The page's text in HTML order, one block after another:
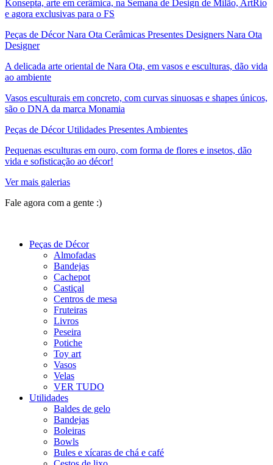
Konsepta, arte em cerâmica, na Semana de Design de Milão, ArtRio
e agora exclusivas para o FS
Peças de Décor Nara Ota Cerâmicas Presentes Designers Nara Ota
Designer
A delicada arte oriental de Nara Ota, em vasos e esculturas, dão vida
ao ambiente
Vasos esculturais em concreto, com curvas sinuosas e shapes únicos,
são o DNA da marca Monamia
Peças de Décor Utilidades Presentes Ambientes
Pequenas esculturas em ouro, com forma de flores e insetos, dão
vida e sofisticação ao décor!
Ver mais galerias
Fale agora com a gente :)
Peças de Décor
Almofadas
Bandejas
Cachepot
Castiçal
Centros de mesa
Fruteiras
Livros
Peseira
Potiche
Toy art
Vasos
Velas
VER TUDO
Utilidades
Baldes de gelo
Bandejas
Boleiras
Bowls
Bules e xícaras de chá e café